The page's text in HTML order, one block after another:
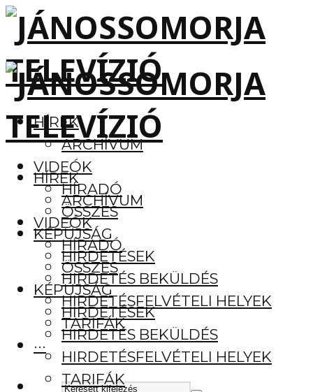
HÍREK
ARCHÍVUM
VIDEÓK
HÍRADÓ
ÖSSZES
KÉPÚJSÁG
HIRDETÉSEK
HIRDETÉS BEKÜLDÉS
HIRDETÉSFELVÉTELI HELYEK
TARIFÁK
···
HÍREK
ARCHÍVUM
VIDEÓK
HÍRADÓ
ÖSSZES
KÉPÚJSÁG
HIRDETÉSEK
HIRDETÉS BEKÜLDÉS
HIRDETÉSFELVÉTELI HELYEK
TARIFÁK